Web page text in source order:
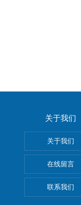
关于我们
关于我们
在线留言
联系我们